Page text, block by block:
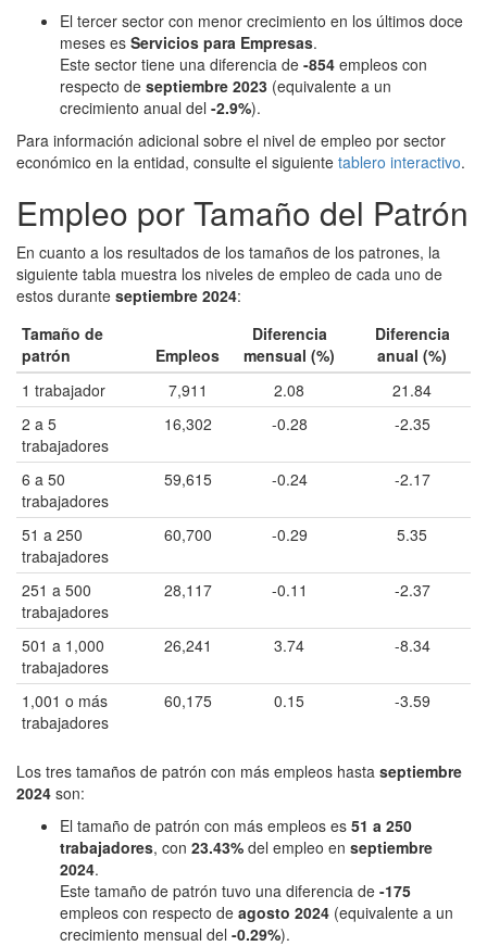
El tercer sector con menor crecimiento en los últimos doce
meses es Servicios para Empresas.
Este sector tiene una diferencia de -854 empleos con
respecto de septiembre 2023 (equivalente a un
crecimiento anual del -2.9%).
Para información adicional sobre el nivel de empleo por sector
económico en la entidad, consulte el siguiente tablero interactivo.
Empleo por Tamaño del Patrón
En cuanto a los resultados de los tamaños de los patrones, la
siguiente tabla muestra los niveles de empleo de cada uno de
estos durante septiembre 2024:
Tamaño de
patrón
Empleos
Diferencia
mensual (%)
Diferencia
anual (%)
1 trabajador
7,911 2.08
21.84
2 a 5
trabajadores
16,302 -0.28 -2.35
6 a 50
trabajadores
59,615 -0.24 -2.17
51 a 250
trabajadores
60,700 -0.29 5.35
251 a 500
trabajadores
28,117 -0.11 -2.37
501 a 1,000
trabajadores
26,241 3.74 -8.34
1,001 o más
trabajadores
60,175 0.15 -3.59
Los tres tamaños de patrón con más empleos hasta septiembre
2024 son:
El tamaño de patrón con más empleos es 51 a 250
trabajadores, con 23.43% del empleo en septiembre
2024.
Este tamaño de patrón tuvo una diferencia de -175
empleos con respecto de agosto 2024 (equivalente a un
crecimiento mensual del -0.29%).